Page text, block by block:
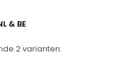
& BE
2varianten: